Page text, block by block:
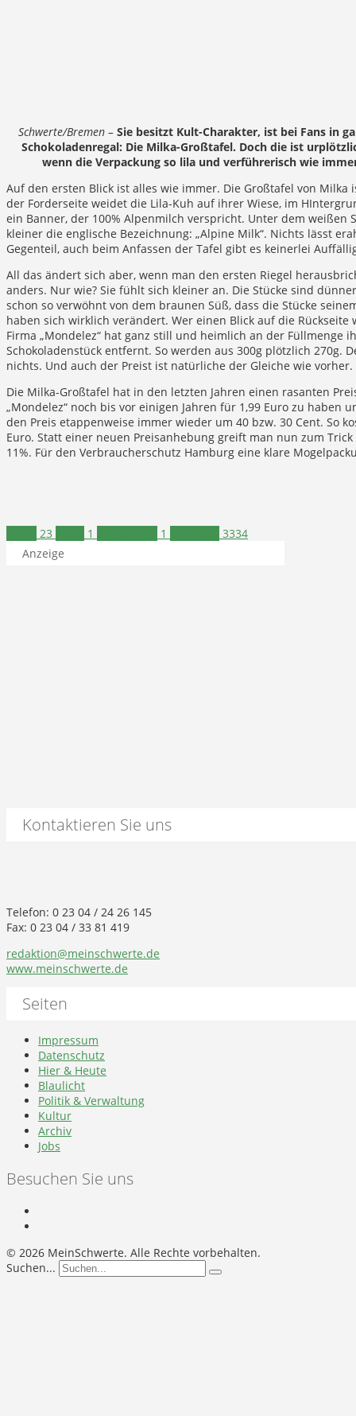
Schwerte/Bremen – Sie besitzt Kult-Charakter, ist bei Fans in
Schokoladenregal: Die Milka-Großtafel. Doch die ist
wenn die Verpackung so lila und verführerisch wie
Auf den ersten Blick ist alles wie immer. Die Großtafel von
der Forderseite weidet die Lila-Kuh auf ihrer Wiese, im
ein Banner, der 100% Alpenmilch verspricht. Unter dem
kleiner die englische Bezeichnung: „Alpine Milk“. Nichts lässt
Gegenteil, auch beim Anfassen der Tafel gibt es keinerlei
All das ändert sich aber, wenn man den ersten Riegel
anders. Nur wie? Sie fühlt sich kleiner an. Die Stücke sind
schon so verwöhnt von dem braunen Süß, dass die Stücke
haben sich wirklich verändert. Wer einen Blick auf die
Firma „Mondelez“ hat ganz still und heimlich an der Füllmenge
Schokoladenstück entfernt. So werden aus 300g plötzlich 270g.
nichts. Und auch der Preist ist natürliche der Gleiche wie vorher.
Die Milka-Großtafel hat in den letzten Jahren einen rasanten
„Mondelez“ noch bis vor einigen Jahren für 1,99 Euro zu
den Preis etappenweise immer wieder um 40 bzw. 30 Cent. So
Euro. Statt einer neuen Preisanhebung greift man nun zum
11%. Für den Verbraucherschutz Hamburg eine klare
23 1 1
3334
Anzeige
Kontaktieren Sie uns
Telefon: 0 23 04 / 24 26 145
Fax: 0 23 04 / 33 81 419
redaktion@meinschwerte.de
www.meinschwerte.de
Seiten
Impressum
Datenschutz
Hier & Heute
Blaulicht
Politik & Verwaltung
Kultur
Archiv
Jobs
Besuchen Sie uns
© 2026 MeinSchwerte. Alle Rechte vorbehalten.
Suchen...